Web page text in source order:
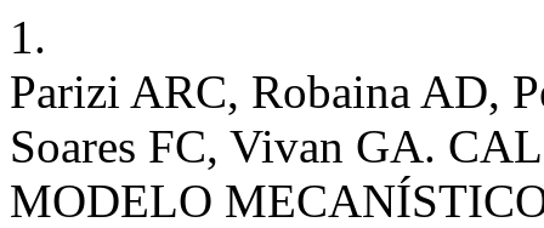
1.
Parizi ARC, Robaina AD,
Soares FC, Vivan GA.
MODELO